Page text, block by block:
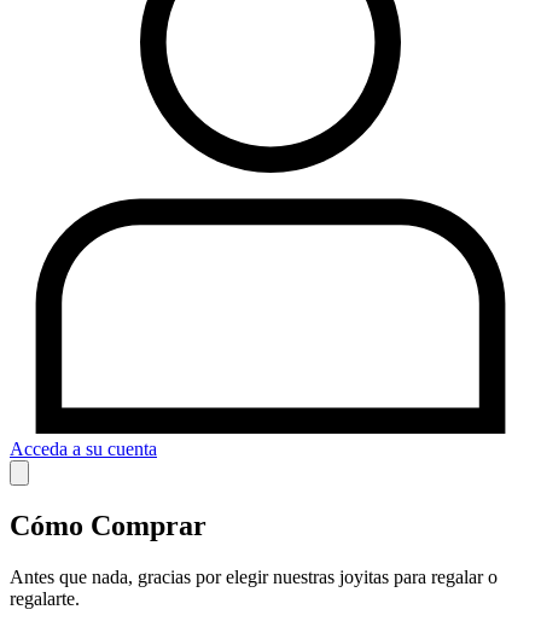
Acceda a su cuenta
Cómo Comprar
Antes que nada, gracias por elegir nuestras joyitas para regalar o
regalarte.